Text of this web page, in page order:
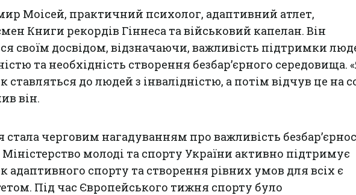
Моісей, практичний психолог, адаптивний атлет,
Книги рекордів Гіннеса та військовий капелан. Він
своїм досвідом, відзначаючи, важливість підтримки
та необхідність створення безбар’єрного середовища.
ставляться до людей з інвалідністю, а потім відчув це на
він.
стала черговим нагадуванням про важливість
Міністерство молоді та спорту України активно підтримує
адаптивного спорту та створення рівних умов для всіх є
Під час Європейського тижня спорту було